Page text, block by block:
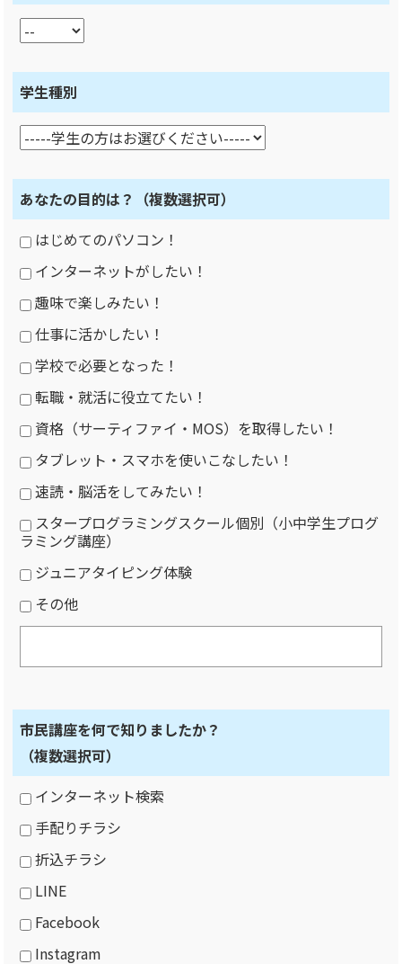
学生種別
あなたの目的は？
（複数選択可）
はじめてのパソコン！
インターネットがしたい！
趣味で楽しみたい！
仕事に活かしたい！
学校で必要となった！
転職・就活に役立てたい！
資格（サーティファイ・MOS）を取得したい！
タブレット・スマホを使いこなしたい！
速読・脳活をしてみたい！
スタープログラミングスクール個別（小中学生プログ
ラミング講座）
ジュニアタイピング体験
その他
市民講座を何で知りましたか？
（複数選択可）
インターネット検索
手配りチラシ
折込チラシ
LINE
Facebook
Instagram